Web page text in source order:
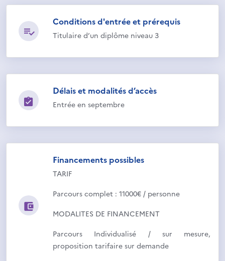
Conditions d'entrée et prérequis
Titulaire d’un diplôme niveau 3
Délais et modalités d’accès
Entrée en septembre
Financements possibles
TARIF
Parcours complet : 11000€ / personne
MODALITES DE FINANCEMENT
Parcours Individualisé / sur mesure,
proposition tarifaire sur demande